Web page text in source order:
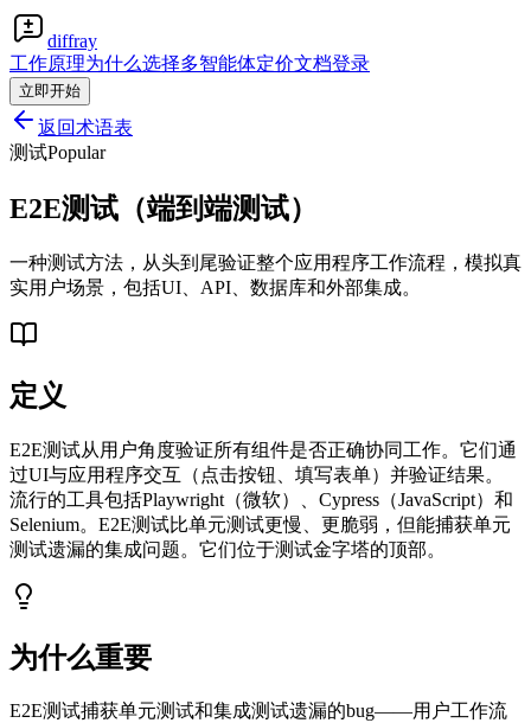
diffray
工作原理为什么选择多智能体定价文档登录
立即开始
返回术语表
测试Popular
E2E测试（端到端测试）
一种测试方法，从头到尾验证整个应用程序工作流程，模拟真
实用户场景，包括UI、API、数据库和外部集成。
定义
E2E测试从用户角度验证所有组件是否正确协同工作。它们通
过UI与应用程序交互（点击按钮、填写表单）并验证结果。
流行的工具包括Playwright（微软）、Cypress（JavaScript）和
Selenium。E2E测试比单元测试更慢、更脆弱，但能捕获单元
测试遗漏的集成问题。它们位于测试金字塔的顶部。
为什么重要
E2E测试捕获单元测试和集成测试遗漏的bug——用户工作流